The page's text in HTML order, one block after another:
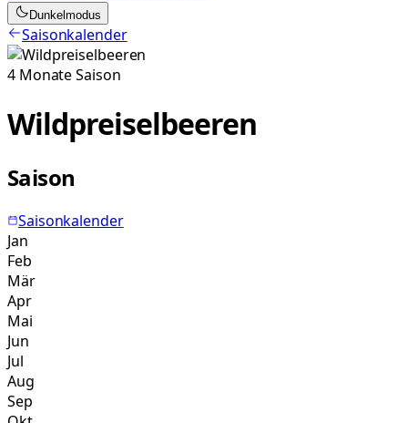
Dunkelmodus
Saisonkalender
4 MonateSaison
Wildpreiselbeeren
Saison
Saisonkalender
Jan
Feb
Mär
Apr
Mai
Jun
Jul
Aug
Sep